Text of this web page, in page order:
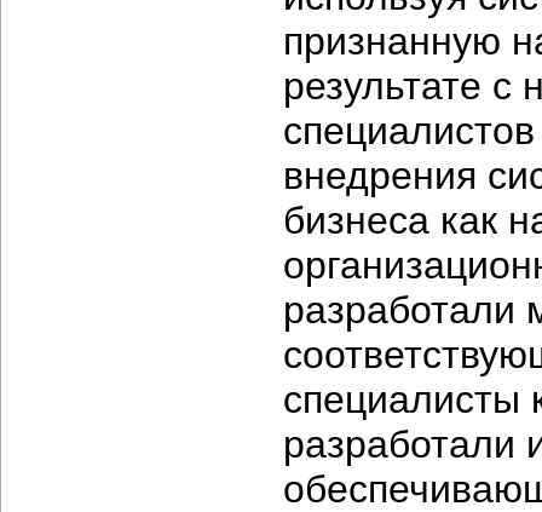
признанную
результате с
внедрения
бизнеса как
разработали
разработали